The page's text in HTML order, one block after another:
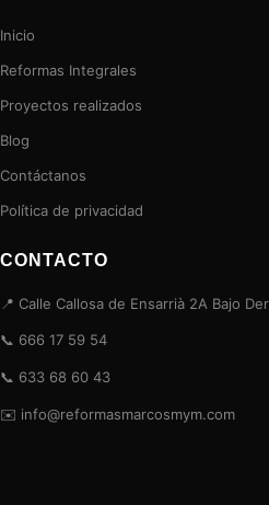
Inicio
Reformas Integrales
Proyectos realizados
Blog
Contáctanos
Política de privacidad
CONTACTO
📍 Calle Callosa de Ensarrià 2A Bajo
📞 666 17 59 54
📞 633 68 60 43
✉️ info@reformasmarcosmym.com